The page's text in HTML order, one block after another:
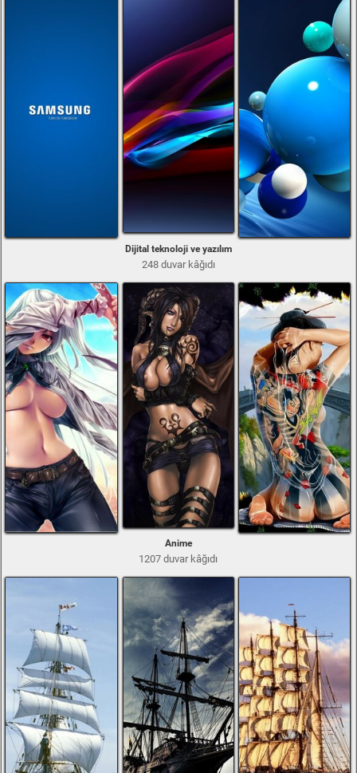
Dijital teknoloji ve yazılım
248 duvar kâğıdı
Anime
1207 duvar kâğıdı